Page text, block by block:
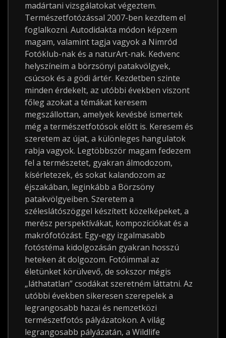
madártani vizsgálatokat végeztem.
Természetfotózással 2007-ben kezdtem el
foglalkozni. Autodidakta módon képzem
magam, valamint tagja vagyok a Nimród
Fotóklub-nak és a naturArt-nak. Kedvenc
helyszíneim a börzsönyi patakvölgyek,
csúcsok és a gödi ártér. Kezdetben szinte
minden érdekelt, az utóbbi években viszont
főleg azokat a témákat keresem
megszállottan, amelyek kevésbé ismertek
még a természetfotósok előtt is. Keresem és
szeretem az újat, a különleges hangulatok
rabja vagyok. Legtöbbször magam fedezem
fel a természetet, gyakran álmodozom,
kísérletezek, és sokat kalandozom az
éjszakában, leginkább a Börzsöny
patakvölgyeiben. Szeretem a
széleslátószöggel készített közelképeket, a
merész perspektívákat, kompozíciókat és a
makrófotózást. Egy-egy izgalmasabb
fotóstéma kidolgozásán gyakran hosszú
heteken át dolgozom. Fotóimmal az
életünket körülvevő, de sokszor mégis
„láthatatlan” csodákat szeretném láttatni. Az
utóbbi években sikeresen szerepelek a
legrangosabb hazai és nemzetközi
természetfotós pályázatokon. A világ
legrangosabb pályázatán, a Wildlife